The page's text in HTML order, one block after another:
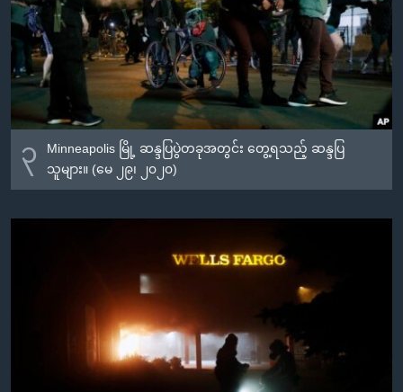
၃
Minneapolis မြို့ ဆန္ဒပြပွဲတခုအတွင်း တွေ့ရသည့် ဆန္ဒပြ
သူများ။ (မေ ၂၉၊ ၂၀၂၀)